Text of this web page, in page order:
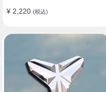
¥ 2,220 (税込)